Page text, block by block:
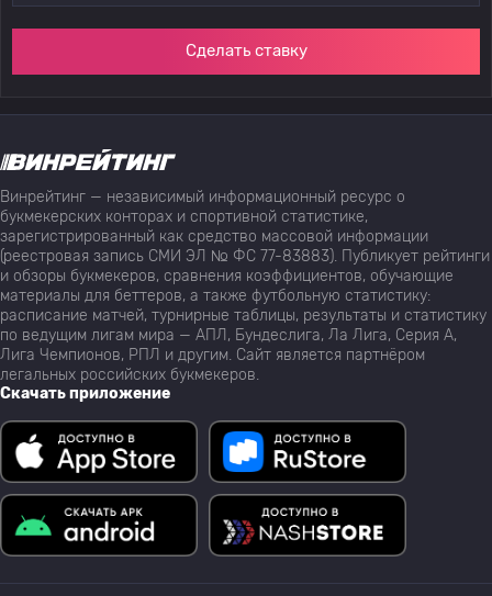
Сделать ставку
Винрейтинг — независимый информационный ресурс о
букмекерских конторах и спортивной статистике,
зарегистрированный как средство массовой информации
(реестровая запись СМИ ЭЛ № ФС 77-83883). Публикует рейтинги
и обзоры букмекеров, сравнения коэффициентов, обучающие
материалы для беттеров, а также футбольную статистику:
расписание матчей, турнирные таблицы, результаты и статистику
по ведущим лигам мира — АПЛ, Бундеслига, Ла Лига, Серия А,
Лига Чемпионов, РПЛ и другим. Сайт является партнёром
легальных российских букмекеров.
Скачать приложение